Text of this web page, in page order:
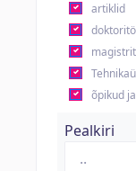
artiklid
õpikud
Pealkiri